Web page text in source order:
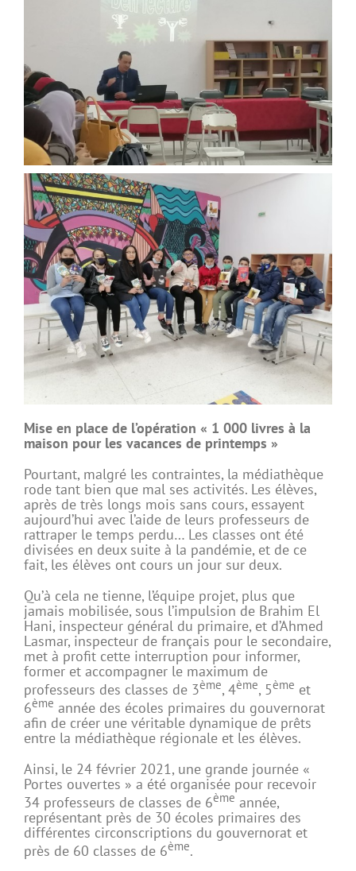
Mise en place de l’opération « 1 000 livres à la
maison pour les vacances de printemps »
Pourtant, malgré les contraintes, la médiathèque
rode tant bien que mal ses activités. Les élèves,
après de très longs mois sans cours, essayent
aujourd’hui avec l’aide de leurs professeurs de
rattraper le temps perdu… Les classes ont été
divisées en deux suite à la pandémie, et de ce
fait, les élèves ont cours un jour sur deux.
Qu’à cela ne tienne, l’équipe projet, plus que
jamais mobilisée, sous l’impulsion de Brahim El
Hani, inspecteur général du primaire, et d’Ahmed
Lasmar, inspecteur de français pour le secondaire,
met à profit cette interruption pour informer,
former et accompagner le maximum de
professeurs des classes de 3ème, 4ème, 5ème et
6ème année des écoles primaires du gouvernorat
afin de créer une véritable dynamique de prêts
entre la médiathèque régionale et les élèves.
Ainsi, le 24 février 2021, une grande journée «
Portes ouvertes » a été organisée pour recevoir
34 professeurs de classes de 6ème année,
représentant près de 30 écoles primaires des
différentes circonscriptions du gouvernorat et
près de 60 classes de 6ème.